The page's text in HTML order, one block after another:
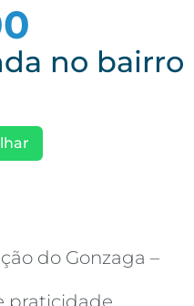
no bairro
do Gonzaga –
praticidade,